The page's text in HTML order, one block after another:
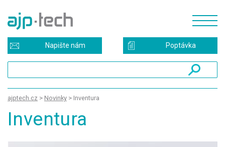
Poptávka
Napište nám
ajptech.cz > Novinky > Inventura
Inventura